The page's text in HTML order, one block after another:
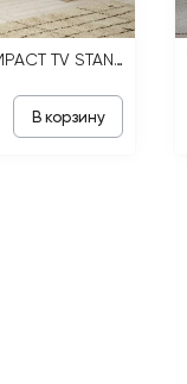
Тумба под ТВ COMPACT TV STAND
В корзину